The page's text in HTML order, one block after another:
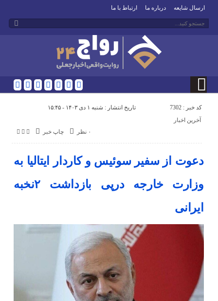
ارسال شایعه درباره ما ارتباط با ما
کد خبر : 7302 تاریخ انتشار : شنبه ۱ دی ۱۴۰۳ - ۱۵:۴۵
چاپ خبر ۰ نظر
آخرین اخبار
دعوت از سفیر سوئیس و کاردار ایتالیا به
وزارت خارجه درپی بازداشت ۲نخبه
ایرانی